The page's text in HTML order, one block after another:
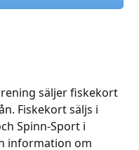
säljer fiskekort
Fiskekort säljs i
Spinn-Sport i
information om